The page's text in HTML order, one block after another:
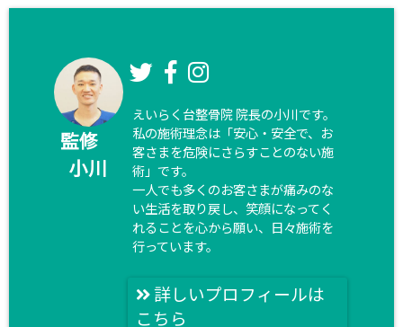
監修
小川
えいらく台整骨院 院長の小川です。
私の施術理念は「安心・安全で、お
客さまを危険にさらすことのない施
術」です。
一人でも多くのお客さまが痛みのな
い生活を取り戻し、笑顔になってく
れることを心から願い、日々施術を
行っています。
詳しいプロフィールは
こちら